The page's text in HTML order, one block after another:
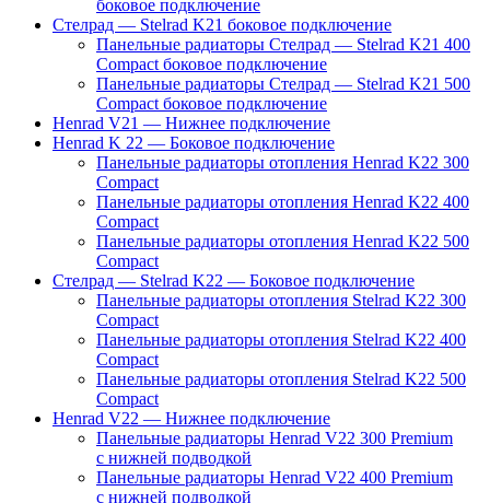
боковое подключение
Стелрад — Stelrad K21 боковое подключение
Панельные радиаторы Стелрад — Stelrad K21 400
Compact боковое подключение
Панельные радиаторы Стелрад — Stelrad K21 500
Compact боковое подключение
Henrad V21 — Нижнее подключение
Henrad K 22 — Боковое подключение
Панельные радиаторы отопления Henrad K22 300
Compact
Панельные радиаторы отопления Henrad K22 400
Compact
Панельные радиаторы отопления Henrad K22 500
Compact
Стелрад — Stelrad K22 — Боковое подключение
Панельные радиаторы отопления Stelrad K22 300
Compact
Панельные радиаторы отопления Stelrad K22 400
Compact
Панельные радиаторы отопления Stelrad K22 500
Compact
Henrad V22 — Нижнее подключение
Панельные радиаторы Henrad V22 300 Premium
с нижней подводкой
Панельные радиаторы Henrad V22 400 Premium
с нижней подводкой